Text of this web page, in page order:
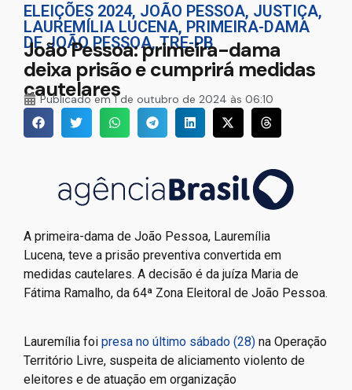
ELEIÇÕES 2024, JOÃO PESSOA, JUSTIÇA,
LAUREMÍLIA LUCENA, PRIMEIRA-DAMA
DE JOÃO PESSOA,TRE-PB
João Pessoa: primeira-dama
deixa prisão e cumprirá medidas
cautelares
Publicado em1 de outubro de 2024 às 06:10
A primeira-dama de João Pessoa, Lauremília
Lucena, teve a prisão preventiva convertida em
medidas cautelares. A decisão é da juíza Maria de
Fátima Ramalho, da 64ª Zona Eleitoral de João Pessoa.
Lauremília foi presa no último sábado (28) na Operação
Território Livre, suspeita de aliciamento violento de
eleitores e de atuação em organização